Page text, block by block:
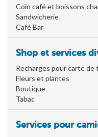
Coin café et boissons
Sandwicherie
Café Bar
Shop et services
Recharges pour carte
Fleurs et plantes
Boutique
Tabac
Services pour